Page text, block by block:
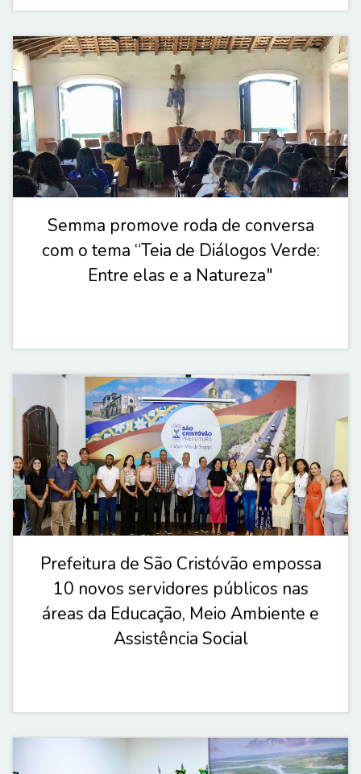
Semma promove roda de conversa
com o tema “Teia de Diálogos Verde:
Entre elas e a Natureza"
Prefeitura de São Cristóvão empossa
10 novos servidores públicos nas
áreas da Educação, Meio Ambiente e
Assistência Social